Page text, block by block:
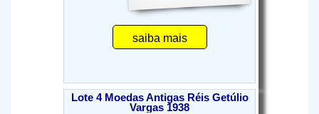
saiba mais
Lote 4 Moedas Antigas Réis Getúlio
Vargas 1938